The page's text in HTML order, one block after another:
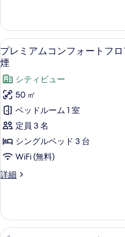
真
を
表
示
す
る
ル
ー
ム
禁
煙
の
す
べ
て
の
を
表
イ
ン
ル
ー
ム
禁
煙
の
詳
細
ト
フ
ロ
ア
ト
リ
プ
ル
ル
ー
ム
の
ム
コ
ン
フ
ォ
ー
ト
フ
ロ
ア
リ
プ
ル
煙
の
プ
レ
ミ
ア
ム
コ
ン
フ
ォ
フ
ロ
9
プレミアムコンフォートフ
煙
シティビュー
50 ㎡
ベッドルーム 1 室
定員 3 名
シングルベッド 3 台
WiFi (無料)
詳細
プ
ム
コ
プ